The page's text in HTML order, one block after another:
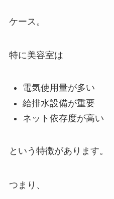
ケース。
特に美容室は
電気使用量が多い
給排水設備が重要
ネット依存度が高い
という特徴があります。
つまり、